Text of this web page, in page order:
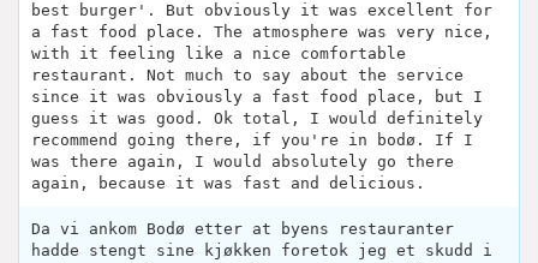
best burger'. But obviously it was excellent for
a fast food place. The atmosphere was very nice,
with it feeling like a nice comfortable
restaurant. Not much to say about the service
since it was obviously a fast food place, but I
guess it was good. Ok total, I would definitely
recommend going there, if you're in bodø. If I
was there again, I would absolutely go there
again, because it was fast and delicious.
Da vi ankom Bodø etter at byens restauranter
hadde stengt sine kjøkken foretok jeg et skudd i